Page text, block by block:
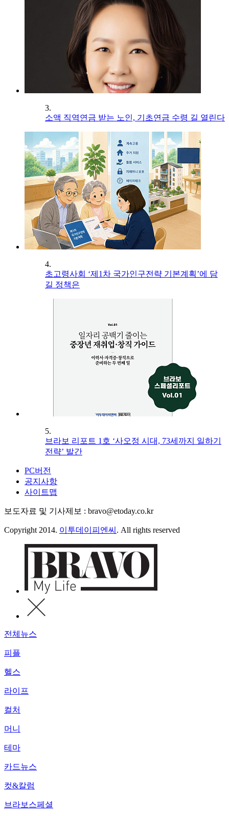
3.
소액 직역연금 받는 노인, 기초연금 수령 길 열린다
4.
초고령사회 ‘제1차 국가인구전략 기본계획’에 담
길 정책은
5.
브라보 리포트 1호 ‘사오정 시대, 73세까지 일하기
전략’ 발간
PC버전
공지사항
사이트맵
보도자료 및 기사제보 : bravo@etoday.co.kr
Copyright 2014. 이투데이피엔씨 . All rights reserved
전체뉴스
피플
헬스
라이프
컬처
머니
테마
카드뉴스
컷&칼럼
브라보스페셜